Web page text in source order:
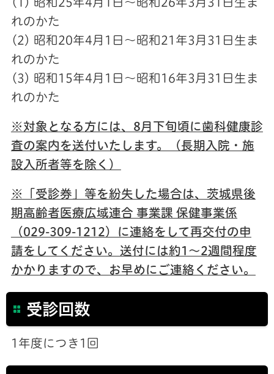
(1) 昭和25年4月1日～昭和26年3月31日生ま
れのかた
(2) 昭和20年4月1日～昭和21年3月31日生ま
れのかた
(3) 昭和15年4月1日～昭和16年3月31日生ま
れのかた
※対象となる方には、8月下旬頃に歯科健康診
査の案内を送付いたします。（長期入院・施
設入所者等を除く）
※「受診券」等を紛失した場合は、茨城県後
期高齢者医療広域連合 事業課 保健事業係
（029-309-1212）に連絡をして再交付の申
請をしてください。送付には約1～2週間程度
かかりますので、お早めにご連絡ください。
受診回数
1年度につき1回